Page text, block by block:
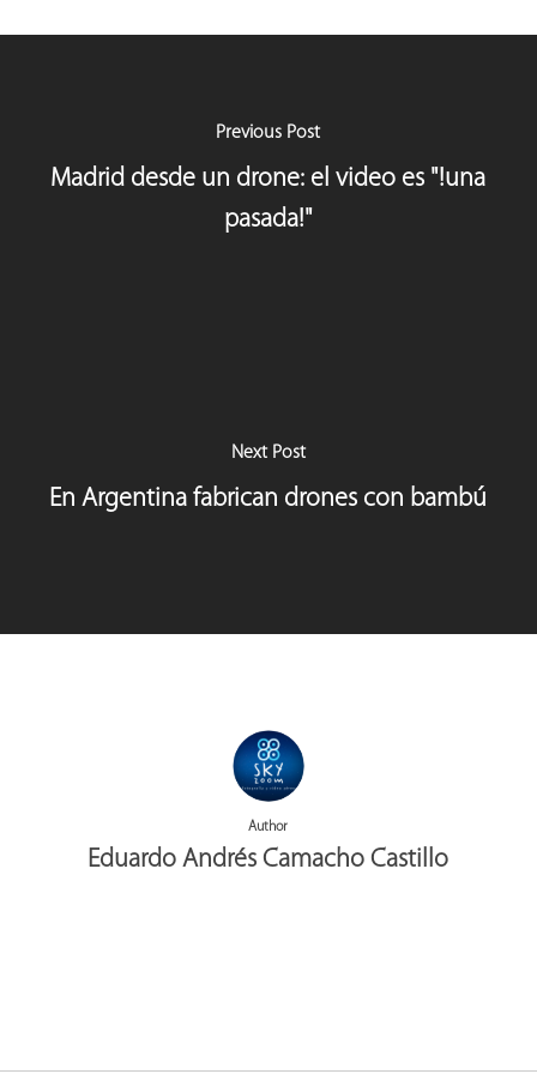
Previous Post
Madrid desde un drone: el video es "!una
pasada!"
Next Post
En Argentina fabrican drones con bambú
Author
Eduardo Andrés Camacho Castillo